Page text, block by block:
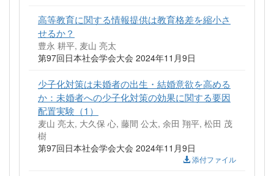
高等教育に関する情報提供は教育格差を縮小さ
せるか？
豊永 耕平, 麦山 亮太
第97回日本社会学会大会 2024年11月9日
少子化対策は未婚者の出生・結婚意欲を高める
か：未婚者への少子化対策の効果に関する要因
配置実験（1）
麦山 亮太, 大久保 心, 藤間 公太, 余田 翔平, 松田 茂
樹
第97回日本社会学会大会 2024年11月9日
添付ファイル